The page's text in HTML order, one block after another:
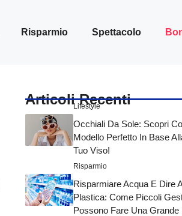
Risparmio Spettacolo
Articoli Recenti
Lifestyle
Occhiali Da Sole: Scopri
Modello Perfetto In Base
Tuo Viso!
Risparmio
Risparmiare Acqua E Dire
Plastica: Come Piccoli
Possono Fare Una Grande